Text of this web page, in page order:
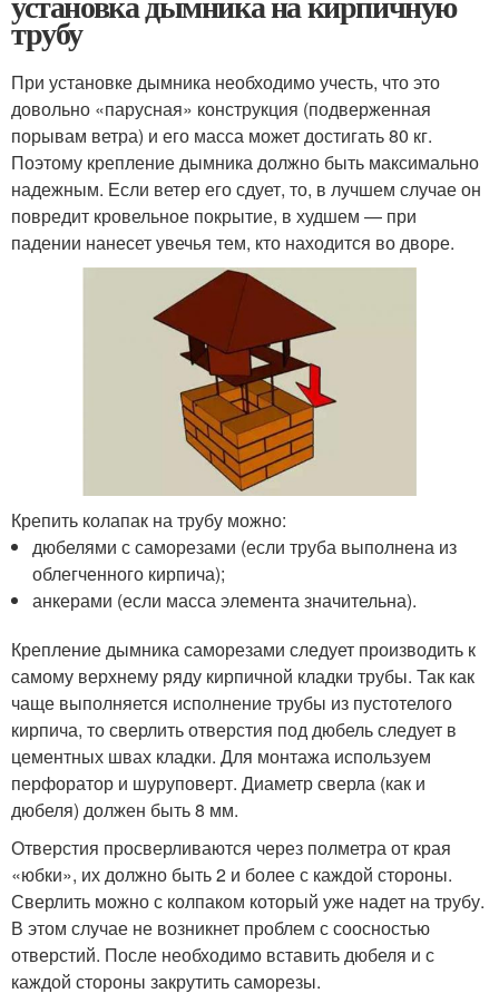
трубу
При установке дымника необходимо учесть, что это
довольно «парусная» конструкция (подверженная
порывам ветра) и его масса может достигать 80 кг.
Поэтому крепление дымника должно быть максимально
надежным. Если ветер его сдует, то, в лучшем случае он
повредит кровельное покрытие, в худшем — при
падении нанесет увечья тем, кто находится во дворе.
Крепить колапак на трубу можно:
дюбелями с саморезами (если труба выполнена из
облегченного кирпича);
анкерами (если масса элемента значительна).
Крепление дымника саморезами следует производить к
самому верхнему ряду кирпичной кладки трубы. Так как
чаще выполняется исполнение трубы из пустотелого
кирпича, то сверлить отверстия под дюбель следует в
цементных швах кладки. Для монтажа используем
перфоратор и шуруповерт. Диаметр сверла (как и
дюбеля) должен быть 8 мм.
Отверстия просверливаются через полметра от края
«юбки», их должно быть 2 и более с каждой стороны.
Сверлить можно с колпаком который уже надет на трубу.
В этом случае не возникнет проблем с соосностью
отверстий. После необходимо вставить дюбеля и с
каждой стороны закрутить саморезы.